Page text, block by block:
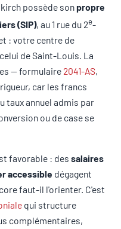
possède sonpropre
(SIP), au 1 rue du 2e-
: votre centre de
de Saint-Louis. La
— formulaire 2041-AS,
car les francs
taux annuel admis par
ou de case se
favorable : des salaires
accessible dégagent
faut-il l'orienter. C'est
qui structure
complémentaires,